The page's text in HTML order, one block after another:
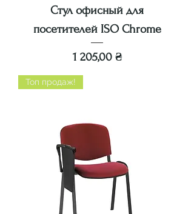
Стул офисный для
посетителей ISO Chrome
Цена
1 205,00 ₴
Топ продаж!